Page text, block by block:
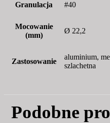
Granulacja #40
Mocowanie
(mm)
Ø 22,2
Zastosowanie
aluminium,
szlachetna
Podobne